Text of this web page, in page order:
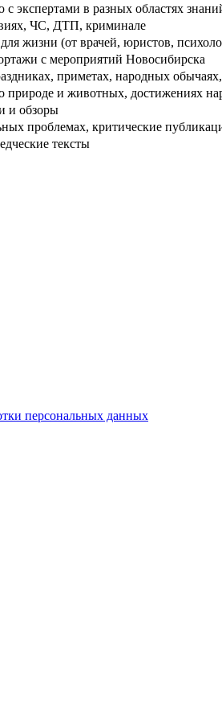
с экспертами в разных областях
ЧС, ДТП, криминале
жизни (от врачей, юристов,
с мероприятий Новосибирска
приметах, народных
и животных, достижениях
и обзоры
проблемах, критические
тексты
персональных данных